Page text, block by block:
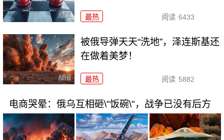
最热 阅读 6433
被俄导弹天天“洗地”，泽连斯基还
在做着美梦！
最热 阅读 5882
电商哭晕：俄乌互相砸\"饭碗\"，战争已没有后方